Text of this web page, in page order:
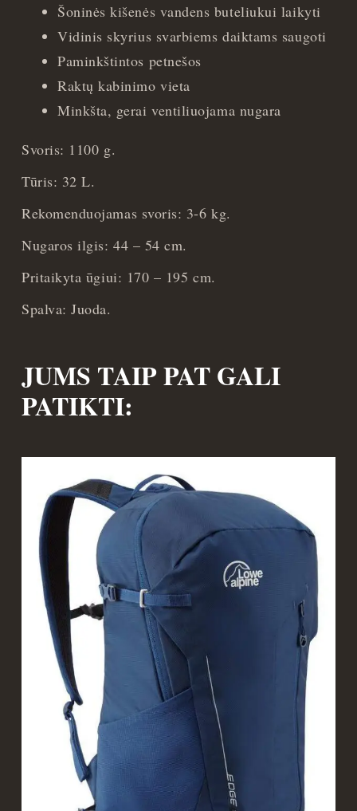
Šoninės kišenės vandens buteliukui laikyti
Vidinis skyrius svarbiems daiktams saugoti
Paminkštintos petnešos
Raktų kabinimo vieta
Minkšta, gerai ventiliuojama nugara
Svoris: 1100 g.
Tūris: 32 L.
Rekomenduojamas svoris: 3-6 kg.
Nugaros ilgis: 44 – 54 cm.
Pritaikyta ūgiui: 170 – 195 cm.
Spalva: Juoda.
JUMS TAIP PAT GALI
PATIKTI: